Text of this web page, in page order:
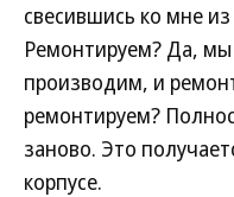
свесившись ко мне
Ремонтируем? Да,
производим, и
ремонтируем?
заново. Это
корпусе.